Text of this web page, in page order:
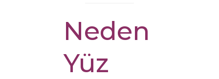
Neden
Yüz